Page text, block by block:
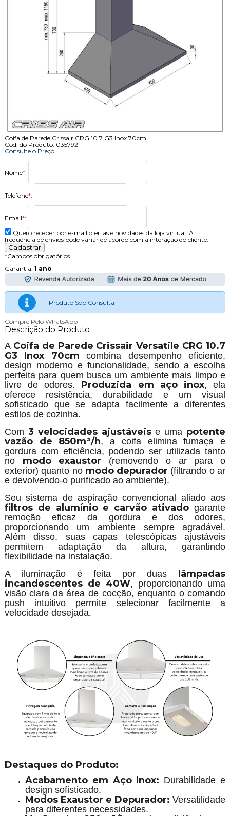
Coifa de Parede Crissair CRG 10.7 G3 Inox 70cm
Cod. do Produto: 035792
Consulte o Preço
Nome*:
Telefone*:
Email*:
Quero receber por e-mail ofertas e novidades da loja virtual. A
frequência de envios pode variar de acordo com a interação do cliente.
*Campos obrigatórios
Garantia: 1 ano
Produto Sob Consulta
Compre Pelo WhatsApp
Descrição do Produto
A Coifa de Parede Crissair Versatile CRG 10.7
G3 Inox 70cm combina desempenho eficiente,
design moderno e funcionalidade, sendo a escolha
perfeita para quem busca um ambiente mais limpo e
livre de odores. Produzida em aço inox, ela
oferece resistência, durabilidade e um visual
sofisticado que se adapta facilmente a diferentes
estilos de cozinha.
Com 3 velocidades ajustáveise uma potente
vazão de 850m³/h, a coifa elimina fumaça e
gordura com eficiência, podendo ser utilizada tanto
no modo exaustor (removendo o ar para o
exterior) quanto no modo depurador (filtrando o ar
e devolvendo-o purificado ao ambiente).
Seu sistema de aspiração convencional aliado aos
filtros de alumínio e carvão ativado garante
remoção eficaz da gordura e dos odores,
proporcionando um ambiente sempre agradável.
Além disso, suas capas telescópicas ajustáveis
permitem adaptação da altura, garantindo
flexibilidade na instalação.
A iluminação é feita por duas
lâmpadas
incandescentes de 40W, proporcionando uma
visão clara da área de cocção, enquanto o comando
push intuitivo permite selecionar facilmente a
velocidade desejada.
Destaques do Produto:
Acabamento em Aço Inox: Durabilidade e
design sofisticado.
Modos Exaustor e Depurador: Versatilidade
para diferentes necessidades.